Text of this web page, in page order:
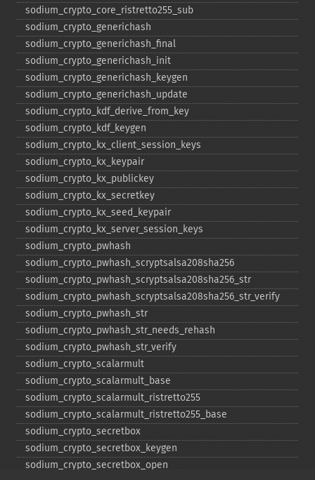
sodium_​crypto_​core_​ristretto255_​sub
sodium_​crypto_​generichash
sodium_​crypto_​generichash_​final
sodium_​crypto_​generichash_​init
sodium_​crypto_​generichash_​keygen
sodium_​crypto_​generichash_​update
sodium_​crypto_​kdf_​derive_​from_​key
sodium_​crypto_​kdf_​keygen
sodium_​crypto_​kx_​client_​session_​keys
sodium_​crypto_​kx_​keypair
sodium_​crypto_​kx_​publickey
sodium_​crypto_​kx_​secretkey
sodium_​crypto_​kx_​seed_​keypair
sodium_​crypto_​kx_​server_​session_​keys
sodium_​crypto_​pwhash
sodium_​crypto_​pwhash_​scryptsalsa208sha256
sodium_​crypto_​pwhash_​scryptsalsa208sha256_​str
sodium_​crypto_​pwhash_​scryptsalsa208sha256_​str_​verify
sodium_​crypto_​pwhash_​str
sodium_​crypto_​pwhash_​str_​needs_​rehash
sodium_​crypto_​pwhash_​str_​verify
sodium_​crypto_​scalarmult
sodium_​crypto_​scalarmult_​base
sodium_​crypto_​scalarmult_​ristretto255
sodium_​crypto_​scalarmult_​ristretto255_​base
sodium_​crypto_​secretbox
sodium_​crypto_​secretbox_​keygen
sodium_​crypto_​secretbox_​open